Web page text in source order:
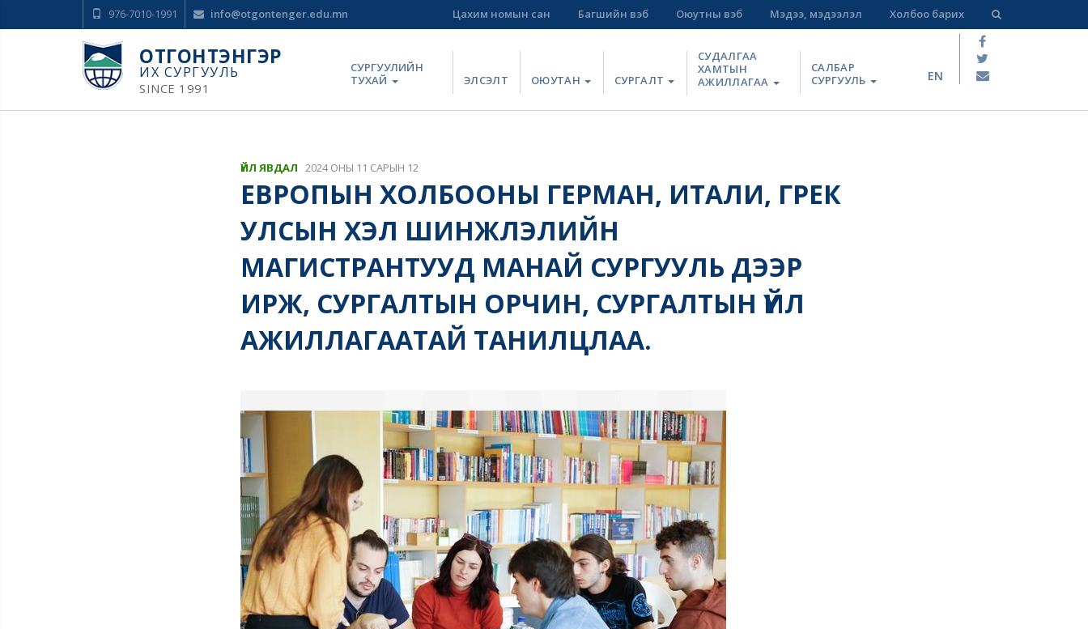
976-7010-1991 info@otgontenger.edu.mn Цахим номын сан Багшийн вэб Оюутны вэб Мэдээ, мэдээлэл Холбоо барих
ОТГОНТЭНГЭР
ИХ СУРГУУЛЬ
SINCE 1991
СУРГУУЛИЙН
ТУХАЙ
ЭЛСЭЛТ ОЮУТАН СУРГАЛТ
СУДАЛГАА
ХАМТЫН
АЖИЛЛАГАА
САЛБАР
СУРГУУЛЬ
EN
ҮЙЛ ЯВДАЛ 2024 ОНЫ 11 САРЫН 12
ЕВРОПЫН ХОЛБООНЫ ГЕРМАН, ИТАЛИ, ГРЕК
УЛСЫН ХЭЛ ШИНЖЛЭЛИЙН
МАГИСТРАНТУУД МАНАЙ СУРГУУЛЬ ДЭЭР
ИРЖ, СУРГАЛТЫН ОРЧИН, СУРГАЛТЫН ҮЙЛ
АЖИЛЛАГААТАЙ ТАНИЛЦЛАА.